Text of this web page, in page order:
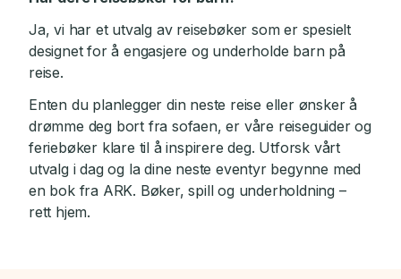
Ja, vi har et utvalg av reisebøker som er spesielt
designet for å engasjere og underholde barn på
reise.
Enten du planlegger din neste reise eller ønsker å
drømme deg bort fra sofaen, er våre reiseguider og
feriebøker klare til å inspirere deg. Utforsk vårt
utvalg i dag og la dine neste eventyr begynne med
en bok fra ARK. Bøker, spill og underholdning –
rett hjem.